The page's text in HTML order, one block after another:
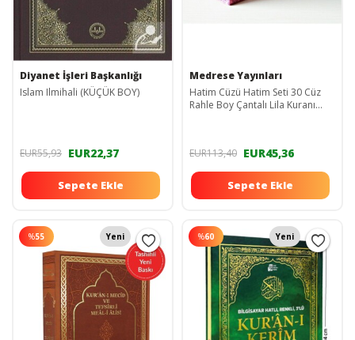
Diyanet İşleri Başkanlığı
Islam Ilmihali (KÜÇÜK BOY)
EUR55,93 EUR22,37
Sepete Ekle
Medrese Yayınları
Hatim Cüzü Hatim Seti 30 Cüz
Rahle Boy Çantalı Lila Kuranı
EUR113,40 EUR45,36
Sepete Ekle
%55 Yeni %60 Yeni